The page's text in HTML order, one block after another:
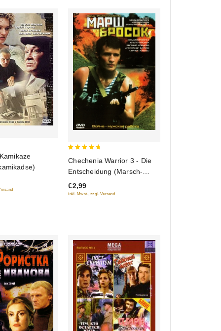
(RUSCICO)
Chechenia Warrior 3 - Die
Entscheidung (Marsch-
brosok)
€2,99
inkl. Mwst., zzgl. Versand